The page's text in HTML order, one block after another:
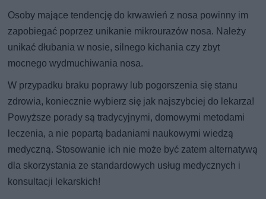
Osoby mające tendencję do krwawień z nosa powinny im
zapobiegać poprzez unikanie mikrourazów nosa. Należy
unikać dłubania w nosie, silnego kichania czy zbyt
mocnego wydmuchiwania nosa.
W przypadku braku poprawy lub pogorszenia się stanu
zdrowia, koniecznie wybierz się jak najszybciej do lekarza!
Powyższe porady są tradycyjnymi, domowymi metodami
leczenia, a nie popartą badaniami naukowymi wiedzą
medyczną. Stosowanie ich nie może być zatem alternatywą
dla skorzystania ze standardowych usług medycznych i
konsultacji lekarskich!